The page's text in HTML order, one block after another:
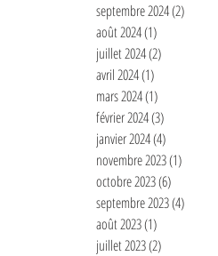
septembre 2024(2)
août 2024(1)
juillet 2024(2)
avril 2024(1)
mars 2024(1)
février 2024(3)
janvier 2024(4)
novembre 2023(1)
octobre 2023(6)
septembre 2023(4)
août 2023(1)
juillet 2023(2)